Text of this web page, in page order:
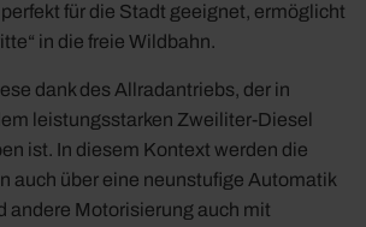
für die Stadt geeignet, ermöglicht
in die freie Wildbahn.
dank des Allradantriebs, der in
leistungsstarken Zweiliter-Diesel
ist. In diesem Kontext werden die
auch über eine neunstufige Automatik
andere Motorisierung auch mit